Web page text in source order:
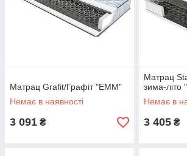
Матрац Grafit/Графіт "ЕММ"
Немає в наявності
3 091 ₴
Матрац
зима-літо
Немає в
3 405 ₴